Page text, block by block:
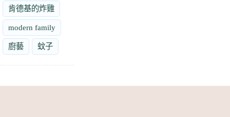
肯德基的炸雞
modern family
廚藝 蚊子